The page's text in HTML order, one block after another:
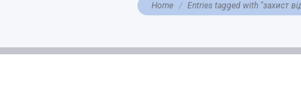
Home Entries tagged with "захист від